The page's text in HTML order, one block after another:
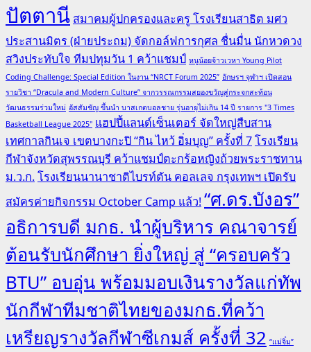
ปัตตานี สมาคมผู้ปกครองและครู โรงเรียนสาธิต มศว
ประสานมิตร (ฝ่ายประถม) จัดกอล์ฟการกุศล ชื่นมื่น นักหวดวง
สวิงประทับใจ ทีมปทุมวัน 1 คว้าแชมป์ หนูน้อยจ้าวเวหา Young Pilot
Coding Challenge: Special Edition ในงาน “NRCT Forum 2025” อักษรฯ จุฬาฯ เปิดสอน
รายวิชา “Dracula and Modern Culture” จากวรรณกรรมสยองขวัญสู่กระจกสะท้อน
วัฒนธรรมร่วมใหม่ อัสสัมชัญ ขึ้นนำ บาสเกตบอลชาย รุ่นอายุไม่เกิน 14 ปี รายการ "3 Times
Basketball League 2025" แฮปปี้แลนด์เซ็นเตอร์ จัดใหญ่สืบสาน
เทศกาลกินเจ เขตบางกะปิ “กิน ไหว้ อิ่มบุญ” ครั้งที่ 7โรงเรียน
กีฬาจังหวัดสุพรรณบุรี คว้าแชมป์ตะกร้อหญิงถ้วยพระราชทาน
ม.ว.ก.โรงเรียนนานาชาติไบรท์ตัน คอลเลจ กรุงเทพฯ เปิดรับ
สมัครค่ายกิจกรรม October Camp แล้ว!“ศ.ดร.บังอร”
อธิการบดี มกธ. นำผู้บริหาร คณาจารย์
ต้อนรับนักศึกษา ยิ่งใหญ่ สู่ “ครอบครัว
BTU” อบอุ่น พร้อมมอบเงินรางวัลแก่ทัพ
นักกีฬาทีมชาติไทยของมกธ.ที่คว้า
เหรียญรางวัลกีฬาซีเกมส์ ครั้งที่ 32 “แม่จิ๋ม”